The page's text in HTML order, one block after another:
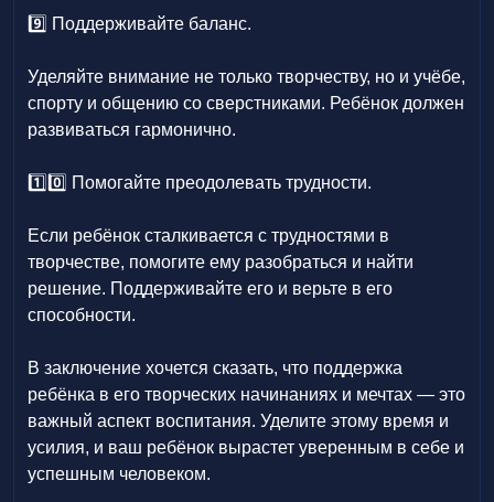
9️⃣ Поддерживайте баланс.
Уделяйте внимание не только творчеству, но и учёбе,
спорту и общению со сверстниками. Ребёнок должен
развиваться гармонично.
1️⃣0️⃣ Помогайте преодолевать трудности.
Если ребёнок сталкивается с трудностями в
творчестве, помогите ему разобраться и найти
решение. Поддерживайте его и верьте в его
способности.
В заключение хочется сказать, что поддержка
ребёнка в его творческих начинаниях и мечтах — это
важный аспект воспитания. Уделите этому время и
усилия, и ваш ребёнок вырастет уверенным в себе и
успешным человеком.